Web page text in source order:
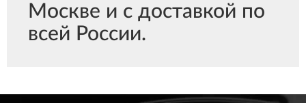
Москве и с доставкой по
всей России.